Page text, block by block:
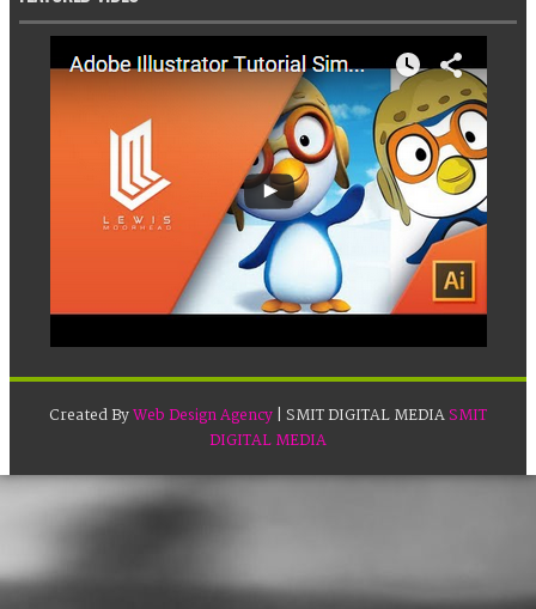
Created ByWeb Design Agency| SMIT DIGITAL MEDIASMIT
DIGITAL MEDIA